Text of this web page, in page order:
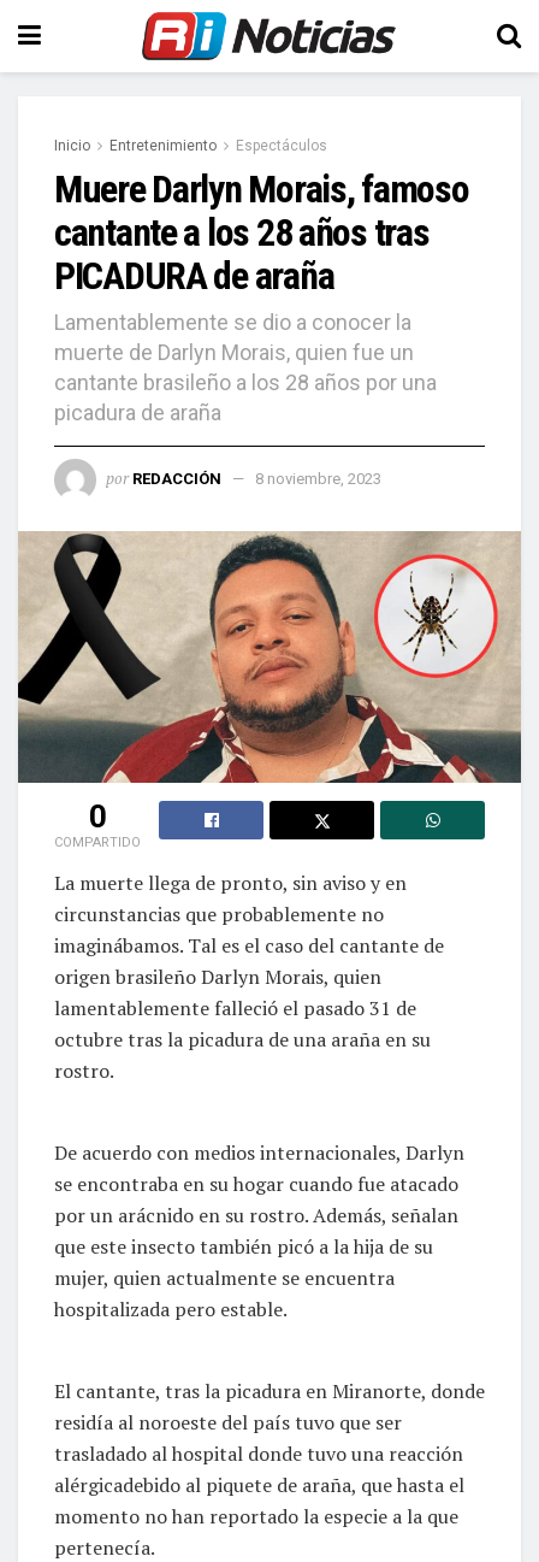
Inicio Entretenimiento Espectáculos
Muere Darlyn Morais, famoso
cantante a los 28 años tras
PICADURA de araña
Lamentablemente se dio a conocer la
muerte de Darlyn Morais, quien fue un
cantante brasileño a los 28 años por una
picadura de araña
por REDACCIÓN 8 noviembre, 2023
0
COMPARTIDO
La muerte llega de pronto, sin aviso y en
circunstancias que probablemente no
imaginábamos. Tal es el caso del cantante de
origen brasileño Darlyn Morais, quien
lamentablemente falleció el pasado 31 de
octubre tras la picadura de una araña en su
rostro.
De acuerdo con medios internacionales, Darlyn
se encontraba en su hogar cuando fue atacado
por un arácnido en su rostro. Además, señalan
que este insecto también picó a la hija de su
mujer, quien actualmente se encuentra
hospitalizada pero estable.
El cantante, tras la picadura en Miranorte, donde
residía al noroeste del país tuvo que ser
trasladado al hospital donde tuvo una reacción
alérgicadebido al piquete de araña, que hasta el
momento no han reportado la especie a la que
pertenecía.